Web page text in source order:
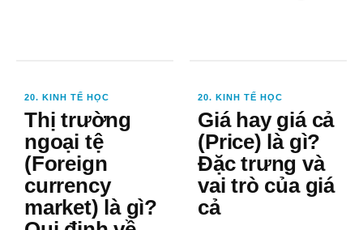
20. KINH TẾ HỌC
Thị trường
ngoại tệ
(Foreign
currency
market) là gì?
20. KINH TẾ HỌC
Giá hay giá cả
(Price) là gì?
Đặc trưng và
vai trò của giá
cả